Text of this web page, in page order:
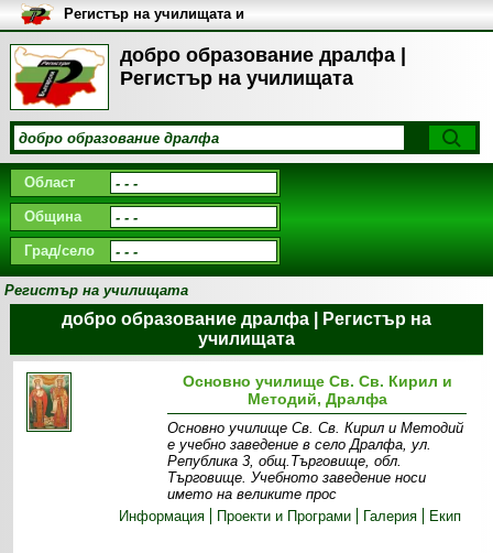
добро образование дралфа |
Регистър на училищата
Регистър на училищата и
университетите в България
Област
Община
Град/село
Регистър на училищата
добро образование дралфа | Регистър на
училищата
Основно училище Св. Св. Кирил и
Методий, Дралфа
Основно училище Св. Св. Кирил и Методий
е учебно заведение в село Дралфа, ул.
Република 3, общ.Търговище, обл.
Търговище. Учебното заведение носи
името на великите прос
Информация
Проекти и Програми Галерия Екип